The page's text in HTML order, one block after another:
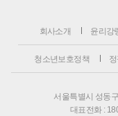
회사소개 윤리강
청소년보호정책
서울특별시 성동
대표전화 :